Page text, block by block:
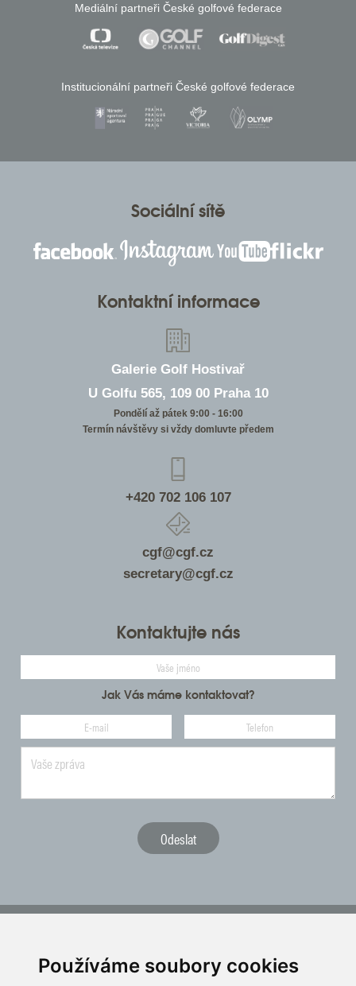
Používáme soubory cookies
Mediální partneři České golfové federace
Institucionální partneři České golfové federace
Sociální sítě
Kontaktní informace
Galerie Golf Hostivař
U Golfu 565, 109 00 Praha 10
Pondělí až pátek 9:00 - 16:00
Termín návštěvy si vždy domluvte předem
+420 702 106 107
cgf@cgf.cz
secretary@cgf.cz
Kontaktujte nás
Jak Vás máme kontaktovat?